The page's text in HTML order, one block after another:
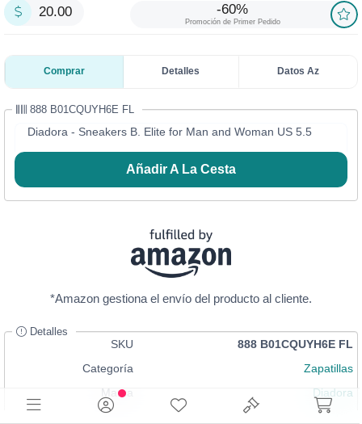
20.00 -60%
Promoción de Primer Pedido
Comprar Detalles Datos Az
888 B01CQUYH6E FL
Diadora - Sneakers B. Elite for Man and Woman US 5.5
Añadir A La Cesta
*Amazon gestiona el envío del producto al cliente.
Detalles
SKU
888 B01CQUYH6E FL
Categoría
Zapatillas
Marca
Diadora